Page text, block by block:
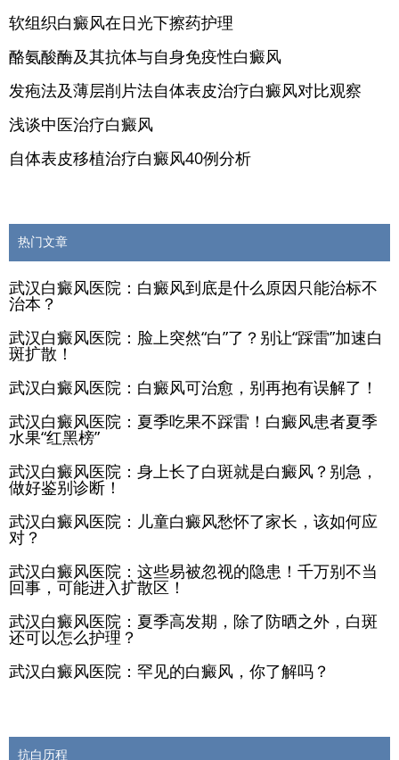
软组织白癜风在日光下擦药护理
酪氨酸酶及其抗体与自身免疫性白癜风
发疱法及薄层削片法自体表皮治疗白癜风对比观察
浅谈中医治疗白癜风
自体表皮移植治疗白癜风40例分析
热门文章
武汉白癜风医院：白癜风到底是什么原因只能治标不
治本？
武汉白癜风医院：脸上突然“白”了？别让“踩雷”加速白
斑扩散！
武汉白癜风医院：白癜风可治愈，别再抱有误解了！
武汉白癜风医院：夏季吃果不踩雷！白癜风患者夏季
水果“红黑榜”
武汉白癜风医院：身上长了白斑就是白癜风？别急，
做好鉴别诊断！
武汉白癜风医院：儿童白癜风愁怀了家长，该如何应
对？
武汉白癜风医院：这些易被忽视的隐患！千万别不当
回事，可能进入扩散区！
武汉白癜风医院：夏季高发期，除了防晒之外，白斑
还可以怎么护理？
武汉白癜风医院：罕见的白癜风，你了解吗？
抗白历程